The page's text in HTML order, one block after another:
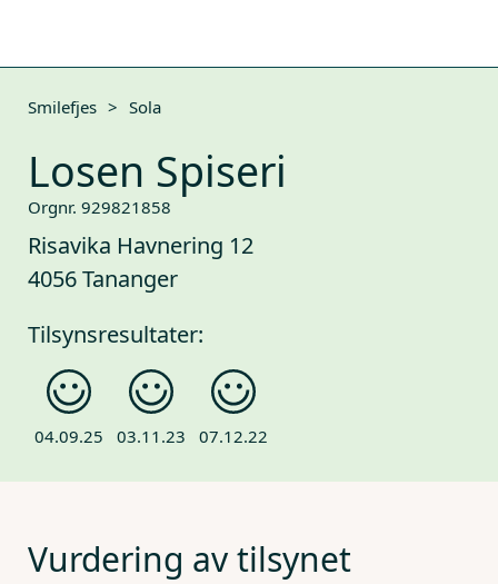
Smilefjes > Sola
Losen Spiseri
Orgnr. 929821858
Risavika Havnering 12
4056 Tananger
Tilsynsresultater:
04.09.25 03.11.23 07.12.22
Vurdering av tilsynet